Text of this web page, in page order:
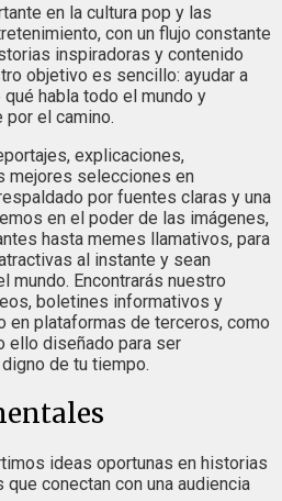
en la cultura pop y las
con un flujo constante
inspiradoras y contenido
objetivo es sencillo: ayudar a
habla todo el mundo y
el camino.
explicaciones,
mejores selecciones en
por fuentes claras y una
en el poder de las imágenes,
hasta memes llamativos, para
al instante y sean
mundo. Encontrarás nuestro
boletines informativos y
en plataformas de terceros, como
ello diseñado para ser
de tu tiempo.
ideas oportunas en historias
conectan con una audiencia